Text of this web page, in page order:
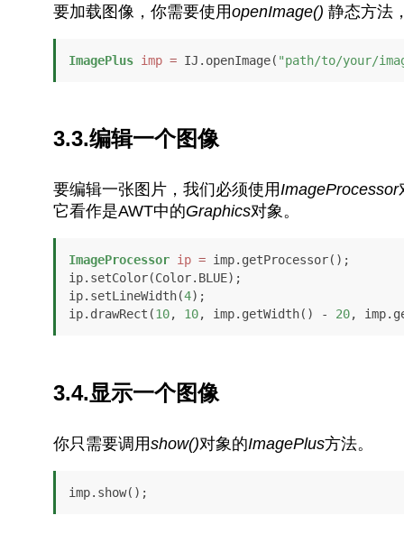
要加载图像，你需要使用openImage() 静态方法
ImagePlus imp = IJ.openImage( "path/to/your/
3.3.编辑一个图像
要编辑一张图片，我们必须使用ImageProcessor
它看作是AWT中的Graphics对象。
ImageProcessor ip = imp.getProcessor();
ip.setColor(Color.BLUE);
ip.setLineWidth(4);
ip.drawRect(10, 10, imp.getWidth() - 20,
3.4.显示一个图像
你只需要调用show()对象的ImagePlus方法。
imp.show();